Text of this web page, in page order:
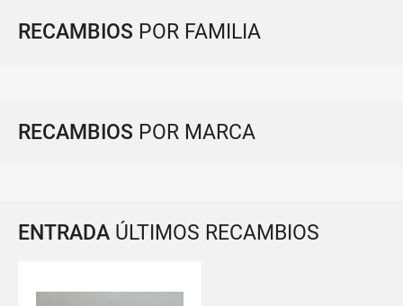
RECAMBIOS POR FAMILIA
RECAMBIOS POR MARCA
ENTRADA ÚLTIMOS RECAMBIOS